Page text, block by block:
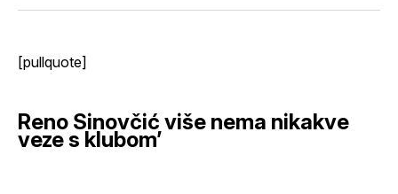
[pullquote]
Reno Sinovčić više nema nikakve
veze s klubom’